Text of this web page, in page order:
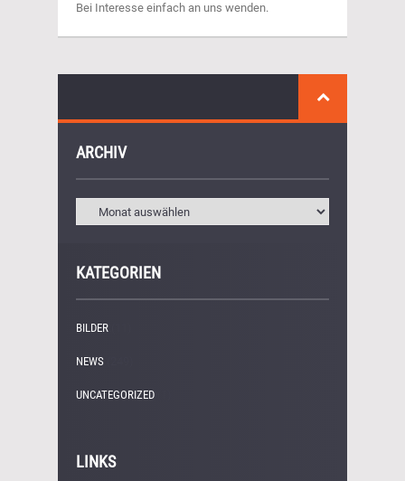
Bei Interesse einfach an uns wenden.
ARCHIV
KATEGORIEN
BILDER
NEWS
UNCATEGORIZED
LINKS